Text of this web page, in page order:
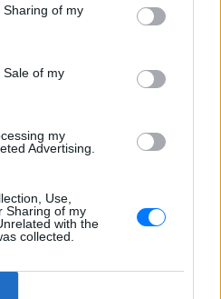
of my
of my
my
Advertising.
Use,
Sharing of my
with the
collected.
26χρονος απείλησε να
τον αδελφό του για το
ξεκίνησαν μετά την
του από τον στρατό